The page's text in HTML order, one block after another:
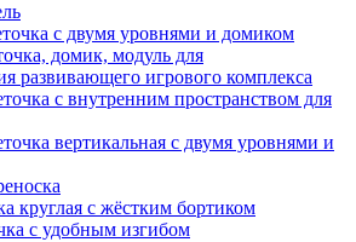
с двумя уровнями и домиком
домик, модуль для
развивающего игрового комплекса
с внутренним пространством для
вертикальная с двумя уровнями и
круглая с жёстким бортиком
с удобным изгибом